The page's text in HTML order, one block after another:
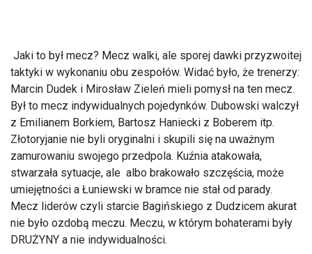
Jaki to był mecz? Mecz walki, ale sporej dawki przyzwoitej
taktyki w wykonaniu obu zespołów. Widać było, że trenerzy:
Marcin Dudek i Mirosław Zieleń mieli pomysł na ten mecz.
Był to mecz indywidualnych pojedynków. Dubowski walczył
z Emilianem Borkiem, Bartosz Haniecki z Boberem itp.
Złotoryjanie nie byli oryginalni i skupili się na uważnym
zamurowaniu swojego przedpola. Kuźnia atakowała,
stwarzała sytuacje, ale albo brakowało szczęścia, może
umiejętności a Łuniewski w bramce nie stał od parady.
Mecz liderów czyli starcie Bagińskiego z Dudzicem akurat
nie było ozdobą meczu. Meczu, w którym bohaterami były
DRUŻYNY a nie indywidualności.